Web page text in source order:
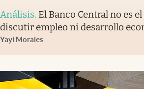
Análisis. El Banco Central no es
discutir empleo ni desarrollo
Yayi Morales